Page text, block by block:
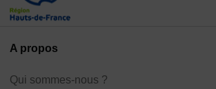
A propos
Qui sommes-nous ?